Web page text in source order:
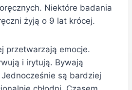
Niektóre badania
żyją o 9 lat krócej.
przetwarzają emocje.
i irytują. Bywają
są bardziej